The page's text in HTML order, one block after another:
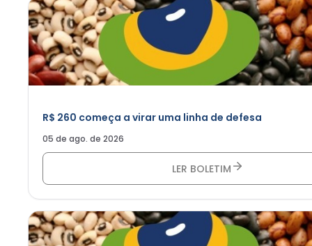
R$ 260 começa a virar uma linha de defesa
05 de ago. de 2026
LER BOLETIM